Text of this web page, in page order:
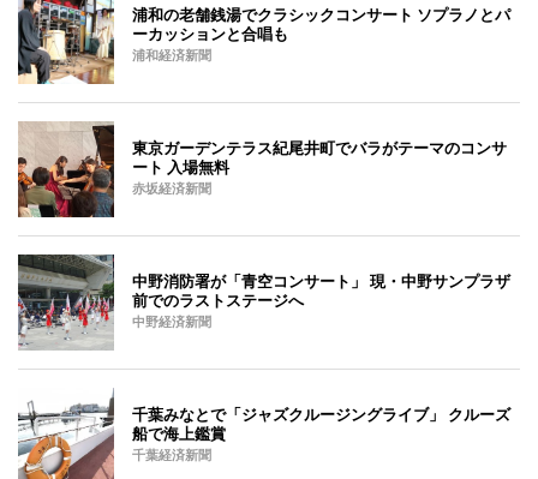
浦和の老舗銭湯でクラシックコンサート ソプラノとパ
ーカッションと合唱も
浦和経済新聞
東京ガーデンテラス紀尾井町でバラがテーマのコンサ
ート 入場無料
赤坂経済新聞
中野消防署が「青空コンサート」 現・中野サンプラザ
前でのラストステージへ
中野経済新聞
千葉みなとで「ジャズクルージングライブ」 クルーズ
船で海上鑑賞
千葉経済新聞